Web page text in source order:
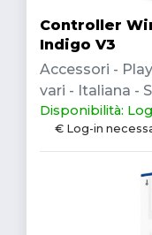
Controller
Indigo V3
Accessori -
vari - Italiana -
Disponibilità:
€ Log-in